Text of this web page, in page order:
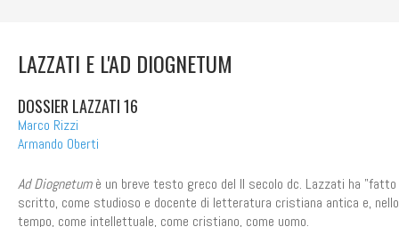
LAZZATI E L'AD DIOGNETUM
DOSSIER LAZZATI 16
Marco Rizzi
Armando Oberti
Ad Diognetumè un breve testo greco del II secolo dc. Lazzati ha
scritto, come studioso e docente di letteratura cristiana antica e,
tempo, come intellettuale, come cristiano, come uomo.